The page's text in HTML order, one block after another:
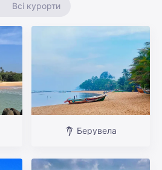
Всі курорти
Берувела